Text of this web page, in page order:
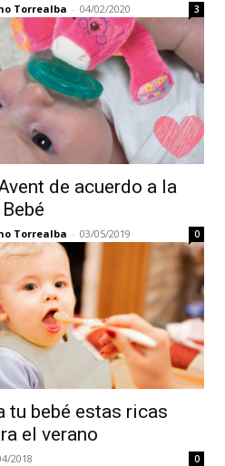
Torrealba - 04/02/2020 3
de acuerdo a la
Torrealba - 03/05/2019 0
tu bebé estas ricas
el verano
2018 0